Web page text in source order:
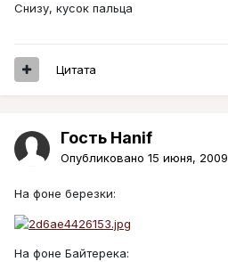
Снизу, кусок пальца
Цитата
Гость Hanif
Опубликовано 15 июня, 2009
На фоне березки:
На фоне Байтерека: